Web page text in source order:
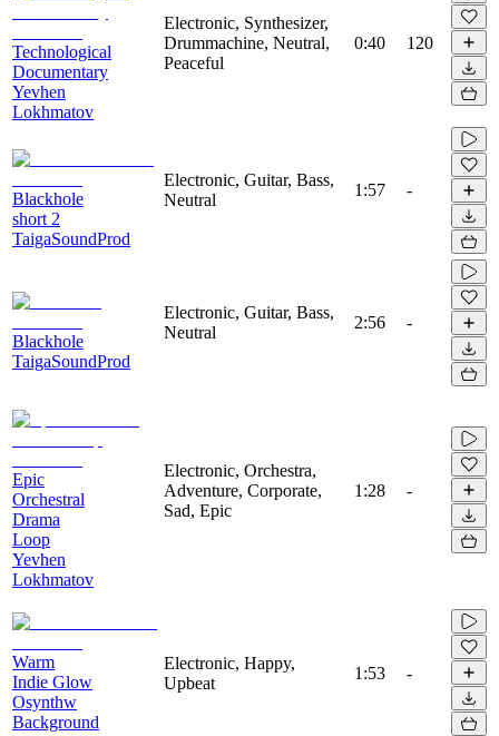
Technological
Documentary
Yevhen
Lokhmatov
Electronic, Synthesizer,
Drummachine, Neutral,
Peaceful
0:40 120
Blackhole
short 2
TaigaSoundProd
Electronic, Guitar, Bass,
Neutral
1:57 -
Blackhole
TaigaSoundProd
Electronic, Guitar, Bass,
Neutral
2:56 -
Epic
Orchestral
Drama
Loop
Yevhen
Lokhmatov
Electronic, Orchestra,
Adventure, Corporate,
Sad, Epic
1:28 -
Warm
Indie Glow
Osynthw
Background
Electronic, Happy,
Upbeat
1:53 -